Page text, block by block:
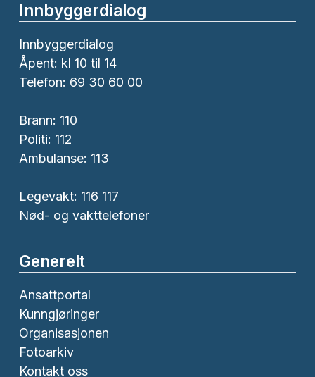
Innbyggerdialog
Innbyggerdialog
Åpent: kl 10 til 14
Telefon: 69 30 60 00
Brann: 110
Politi: 112
Ambulanse: 113
Legevakt: 116 117
Nød- og vakttelefoner
Generelt
Ansattportal
Kunngjøringer
Organisasjonen
Fotoarkiv
Kontakt oss